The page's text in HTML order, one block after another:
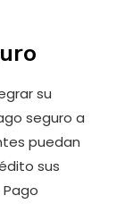
su
seguro a
puedan
sus